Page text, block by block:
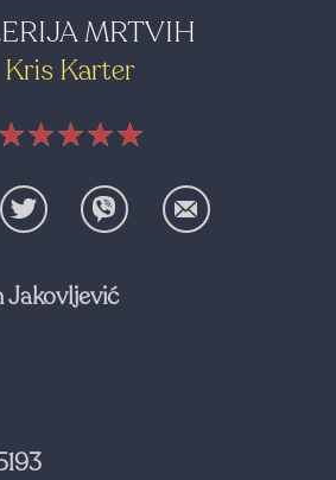
MRTVIH
Kris Karter
★★★★★
★★★★★
★★★★★
Jakovljević